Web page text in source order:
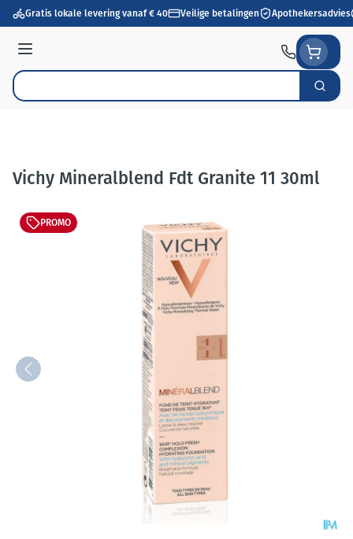
Ga naar de inhoud
Gratis lokale levering vanaf € 40 Veilige betalingen Apothekersadvies
Menu
Product, merk, categorie... Zoek
Vichy Mineralblend Fdt Granite 11 30ml
PROMO